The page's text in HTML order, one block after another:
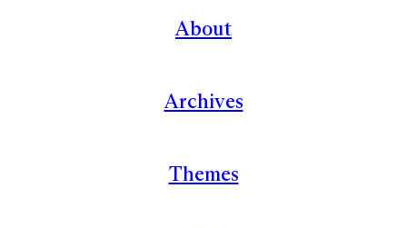
About
Archives
Themes